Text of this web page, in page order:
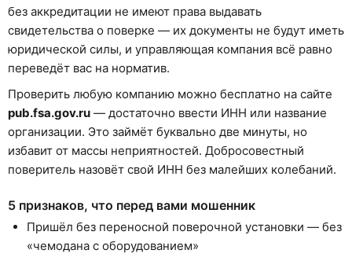
без аккредитации не имеют права выдавать
свидетельства о поверке — их документы не будут иметь
юридической силы, и управляющая компания всё равно
переведёт вас на норматив.
Проверить любую компанию можно бесплатно на сайте
pub.fsa.gov.ru — достаточно ввести ИНН или название
организации. Это займёт буквально две минуты, но
избавит от массы неприятностей. Добросовестный
поверитель назовёт свой ИНН без малейших колебаний.
5 признаков, что перед вами мошенник
Пришёл без переносной поверочной установки — без
«чемодана с оборудованием»